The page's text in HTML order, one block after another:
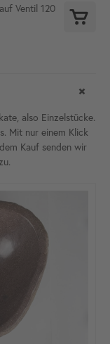
Ventil 120
also Einzelstücke.
Mit nur einem Klick
Kauf senden wir